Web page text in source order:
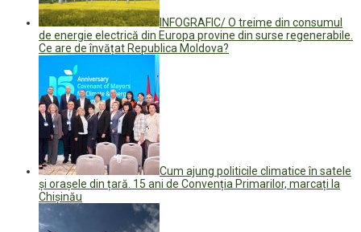
INFOGRAFIC/ O treime din consumul
de energie electrică din Europa provine din surse regenerabile.
Ce are de învățat Republica Moldova?
Cum ajung politicile climatice în satele
și orașele din țară. 15 ani de Convenția Primarilor, marcați la
Chișinău